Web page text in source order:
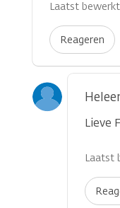
Laatst
Reageren
Lieve
Laatst